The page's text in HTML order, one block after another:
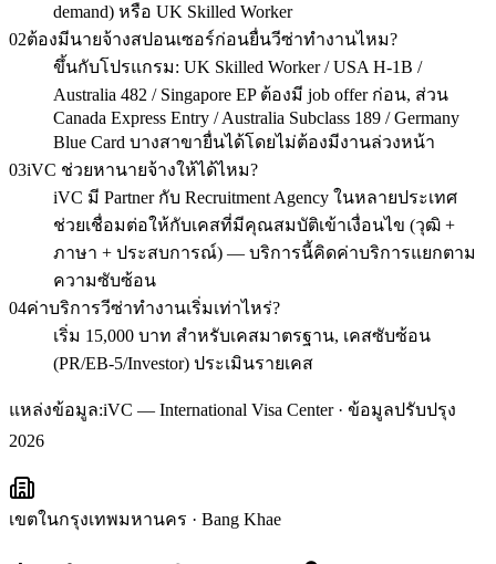
demand) หรือ UK Skilled Worker
02ต้องมีนายจ้างสปอนเซอร์ก่อนยื่นวีซ่าทำงานไหม?
ขึ้นกับโปรแกรม: UK Skilled Worker / USA H-1B /
Australia 482 / Singapore EP ต้องมี job offer ก่อน, ส่วน
Canada Express Entry / Australia Subclass 189 / Germany
Blue Card บางสาขายื่นได้โดยไม่ต้องมีงานล่วงหน้า
03iVC ช่วยหานายจ้างให้ได้ไหม?
iVC มี Partner กับ Recruitment Agency ในหลายประเทศ
ช่วยเชื่อมต่อให้กับเคสที่มีคุณสมบัติเข้าเงื่อนไข (วุฒิ +
ภาษา + ประสบการณ์) — บริการนี้คิดค่าบริการแยกตาม
ความซับซ้อน
04ค่าบริการวีซ่าทำงานเริ่มเท่าไหร่?
เริ่ม 15,000 บาท สำหรับเคสมาตรฐาน, เคสซับซ้อน
(PR/EB-5/Investor) ประเมินรายเคส
แหล่งข้อมูล:iVC — International Visa Center · ข้อมูลปรับปรุง
2026
เขตในกรุงเทพมหานคร · Bang Khae